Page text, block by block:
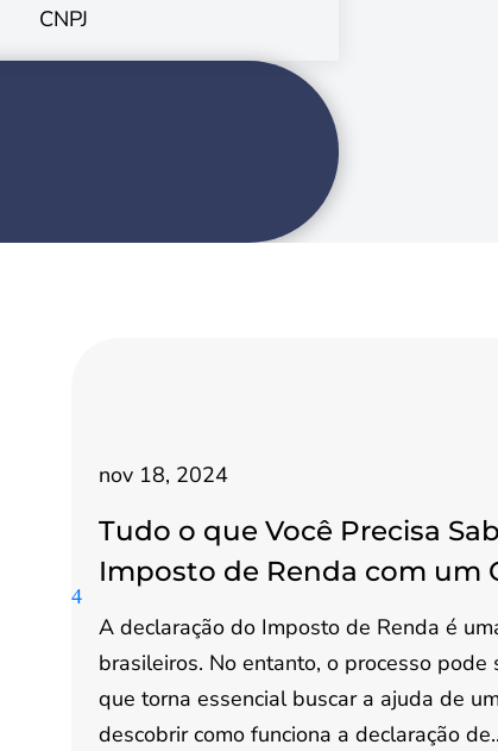
CNPJ
nov 18, 2024
Tudo o que Você Precisa
Imposto de Renda com um
A declaração do Imposto de Renda é
brasileiros. No entanto, o processo
que torna essencial buscar a ajuda de
descobrir como funciona a declaração